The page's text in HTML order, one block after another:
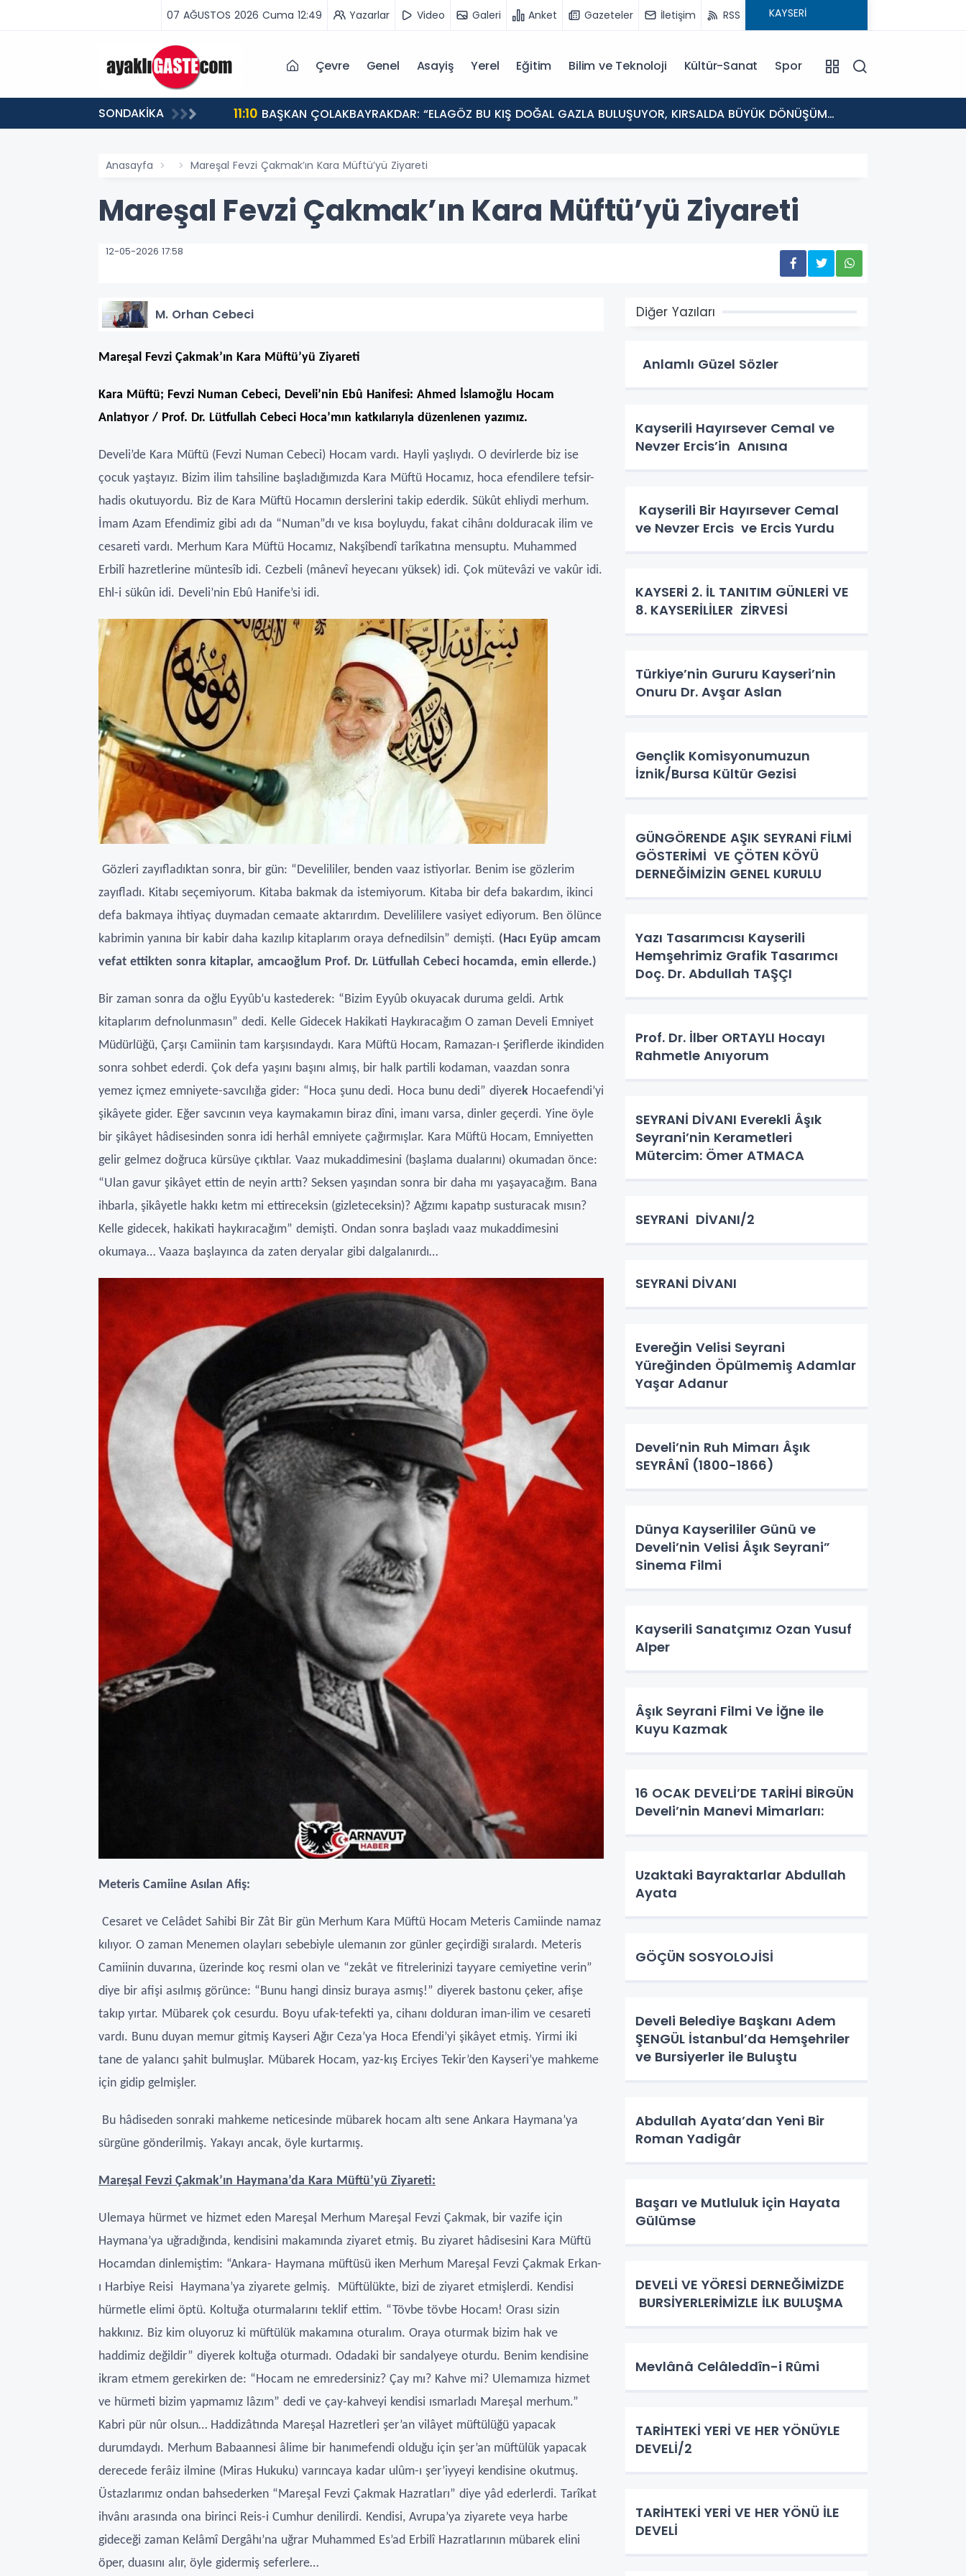
07 AĞUSTOS 2026 Cuma 12:49 Yazarlar Video Galeri Anket Gazeteler İletişim RSS
Çevre Genel Asayiş Yerel Eğitim Bilim ve Teknoloji Kültür-Sanat Spor
SONDAKİKA 11:10
BAŞLIYOR!”
Anasayfa Mareşal Fevzi Çakmak’ın Kara Müftü’yü Ziyareti
Mareşal Fevzi Çakmak’ın Kara Müftü’yü Ziyareti
12-05-2026 17:58
M. Orhan Cebeci
Mareşal Fevzi Çakmak’ın Kara Müftü’yü Ziyareti
Kara Müftü; Fevzi Numan Cebeci, Develi’nin Ebû Hanifesi: Ahmed İslamoğlu Hocam
Anlatıyor / Prof. Dr. Lütfullah Cebeci Hoca’mın katkılarıyla düzenlenen yazımız.
Develi’de Kara Müftü (Fevzi Numan Cebeci) Hocam vardı. Hayli yaşlıydı. O devirlerde biz ise
çocuk yaştayız. Bizim ilim tahsiline başladığımızda Kara Müftü Hocamız, hoca efendilere tefsir-
hadis okutuyordu. Biz de Kara Müftü Hocamın derslerini takip ederdik. Sükût ehliydi merhum.
İmam Azam Efendimiz gibi adı da “Numan”dı ve kısa boyluydu, fakat cihânı dolduracak ilim ve
cesareti vardı. Merhum Kara Müftü Hocamız, Nakşîbendî tarîkatına mensuptu. Muhammed
Erbilî hazretlerine müntesîb idi. Cezbeli (mânevî heyecanı yüksek) idi. Çok mütevâzi ve vakûr idi.
Ehl-i sükûn idi. Develi’nin Ebû Hanife’si idi.
Gözleri zayıfladıktan sonra, bir gün: “Develililer, benden vaaz istiyorlar. Benim ise gözlerim
zayıfladı. Kitabı seçemiyorum. Kitaba bakmak da istemiyorum. Kitaba bir defa bakardım, ikinci
defa bakmaya ihtiyaç duymadan cemaate aktarırdım. Develililere vasiyet ediyorum. Ben ölünce
kabrimin yanına bir kabir daha kazılıp kitaplarım oraya defnedilsin” demişti. (Hacı Eyüp amcam
vefat ettikten sonra kitaplar, amcaoğlum Prof. Dr. Lütfullah Cebeci hocamda, emin ellerde.)
Bir zaman sonra da oğlu Eyyûb’u kastederek: “Bizim Eyyûb okuyacak duruma geldi. Artık
kitaplarım defnolunmasın” dedi. Kelle Gidecek Hakikati Haykıracağım O zaman Develi Emniyet
Müdürlüğü, Çarşı Camiinin tam karşısındaydı. Kara Müftü Hocam, Ramazan-ı Şeriflerde ikindiden
sonra sohbet ederdi. Çok defa yaşını başını almış, bir halk partili kodaman, vaazdan sonra
yemez içmez emniyete-savcılığa gider: “Hoca şunu dedi. Hoca bunu dedi” diyerek Hocaefendi’yi
şikâyete gider. Eğer savcının veya kaymakamın biraz dîni, imanı varsa, dinler geçerdi. Yine öyle
bir şikâyet hâdisesinden sonra idi herhâl emniyete çağırmışlar. Kara Müftü Hocam, Emniyetten
gelir gelmez doğruca kürsüye çıktılar. Vaaz mukaddimesini (başlama dualarını) okumadan önce:
“Ulan gavur şikâyet ettin de neyin arttı? Seksen yaşından sonra bir daha mı yaşayacağım. Bana
ihbarla, şikâyetle hakkı ketm mi ettireceksin (gizleteceksin)? Ağzımı kapatıp susturacak mısın?
Kelle gidecek, hakikati haykıracağım” demişti. Ondan sonra başladı vaaz mukaddimesini
okumaya… Vaaza başlayınca da zaten deryalar gibi dalgalanırdı…
Meteris Camiine Asılan Afiş:
Cesaret ve Celâdet Sahibi Bir Zât Bir gün Merhum Kara Müftü Hocam Meteris Camiinde namaz
kılıyor. O zaman Menemen olayları sebebiyle ulemanın zor günler geçirdiği sıralardı. Meteris
Camiinin duvarına, üzerinde koç resmi olan ve “zekât ve fitrelerinizi tayyare cemiyetine verin”
diye bir afişi asılmış görünce: “Bunu hangi dinsiz buraya asmış!” diyerek bastonu çeker, afişe
takıp yırtar. Mübarek çok cesurdu. Boyu ufak-tefekti ya, cihanı dolduran iman-ilim ve cesareti
vardı. Bunu duyan memur gitmiş Kayseri Ağır Ceza’ya Hoca Efendi’yi şikâyet etmiş. Yirmi iki
tane de yalancı şahit bulmuşlar. Mübarek Hocam, yaz-kış Erciyes Tekir’den Kayseri’ye mahkeme
için gidip gelmişler.
Bu hâdiseden sonraki mahkeme neticesinde mübarek hocam altı sene Ankara Haymana’ya
sürgüne gönderilmiş. Yakayı ancak, öyle kurtarmış.
Mareşal Fevzi Çakmak’ın Haymana’da Kara Müftü’yü Ziyareti:
Ulemaya hürmet ve hizmet eden Mareşal Merhum Mareşal Fevzi Çakmak, bir vazife için
Haymana’ya uğradığında, kendisini makamında ziyaret etmiş. Bu ziyaret hâdisesini Kara Müftü
Hocamdan dinlemiştim: “Ankara- Haymana müftüsü iken Merhum Mareşal Fevzi Çakmak Erkan-
ı Harbiye Reisi Haymana’ya ziyarete gelmiş. Müftülükte, bizi de ziyaret etmişlerdi. Kendisi
hürmetle elimi öptü. Koltuğa oturmalarını teklif ettim. “Tövbe tövbe Hocam! Orası sizin
hakkınız. Biz kim oluyoruz ki müftülük makamına oturalım. Oraya oturmak bizim hak ve
haddimiz değildir” diyerek koltuğa oturmadı. Odadaki bir sandalyeye oturdu. Benim kendisine
ikram etmem gerekirken de: “Hocam ne emredersiniz? Çay mı? Kahve mi? Ulemamıza hizmet
ve hürmeti bizim yapmamız lâzım” dedi ve çay-kahveyi kendisi ısmarladı Mareşal merhum.”
Kabri pür nûr olsun… Haddizâtında Mareşal Hazretleri şer’an vilâyet müftülüğü yapacak
durumdaydı. Merhum Babaannesi âlime bir hanımefendi olduğu için şer’an müftülük yapacak
derecede ferâiz ilmine (Miras Hukuku) varıncaya kadar ulûm-ı şer’iyyeyi kendisine okutmuş.
Üstazlarımız ondan bahsederken “Mareşal Fevzi Çakmak Hazratları” diye yâd ederlerdi. Tarîkat
ihvânı arasında ona birinci Reis-i Cumhur denilirdi. Kendisi, Avrupa’ya ziyarete veya harbe
gideceği zaman Kelâmî Dergâhı’na uğrar Muhammed Es’ad Erbilî Hazratlarının mübarek elini
öper, duasını alır, öyle gidermiş seferlere…
Diğer Yazıları
Anlamlı Güzel Sözler
Kayserili Hayırsever Cemal ve
Nevzer Ercis’in Anısına
Kayserili Bir Hayırsever Cemal
ve Nevzer Ercis ve Ercis Yurdu
KAYSERİ 2. İL TANITIM GÜNLERİ VE
8. KAYSERİLİLER ZİRVESİ
Türkiye’nin Gururu Kayseri’nin
Onuru Dr. Avşar Aslan
Gençlik Komisyonumuzun
İznik/Bursa Kültür Gezisi
GÜNGÖRENDE AŞIK SEYRANİ FİLMİ
GÖSTERİMİ VE ÇÖTEN KÖYÜ
DERNEĞİMİZİN GENEL KURULU
Yazı Tasarımcısı Kayserili
Hemşehrimiz Grafik Tasarımcı
Doç. Dr. Abdullah TAŞÇI
Prof. Dr. İlber ORTAYLI Hocayı
Rahmetle Anıyorum
SEYRANİ DİVANI Everekli Âşık
Seyrani’nin Kerametleri
Mütercim: Ömer ATMACA
SEYRANİ DİVANI/2
SEYRANİ DİVANI
Evereğin Velisi Seyrani
Yüreğinden Öpülmemiş Adamlar
Yaşar Adanur
Develi’nin Ruh Mimarı Âşık
SEYRÂNÎ (1800-1866)
Dünya Kayserililer Günü ve
Develi’nin Velisi Âşık Seyrani”
Sinema Filmi
Kayserili Sanatçımız Ozan Yusuf
Alper
Âşık Seyrani Filmi Ve İğne ile
Kuyu Kazmak
16 OCAK DEVELİ’DE TARİHİ BİRGÜN
Develi’nin Manevi Mimarları:
Uzaktaki Bayraktarlar Abdullah
Ayata
GÖÇÜN SOSYOLOJİSİ
Develi Belediye Başkanı Adem
ŞENGÜL İstanbul’da Hemşehriler
ve Bursiyerler ile Buluştu
Abdullah Ayata’dan Yeni Bir
Roman Yadigâr
Başarı ve Mutluluk için Hayata
Gülümse
DEVELİ VE YÖRESİ DERNEĞİMİZDE
BURSİYERLERİMİZLE İLK BULUŞMA
Mevlânâ Celâleddîn-i Rûmi
TARİHTEKİ YERİ VE HER YÖNÜYLE
DEVELİ/2
TARİHTEKİ YERİ VE HER YÖNÜ İLE
DEVELİ